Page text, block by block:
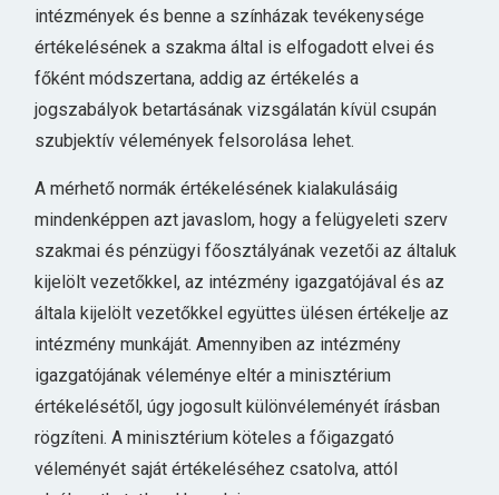
intézmények és benne a színházak tevékenysége
értékelésének a szakma által is elfogadott elvei és
főként módszertana, addig az értékelés a
jogszabályok betartásának vizsgálatán kívül csupán
szubjektív vélemények felsorolása lehet.
A mérhető normák értékelésének kialakulásáig
mindenképpen azt javaslom, hogy a felügyeleti szerv
szakmai és pénzügyi főosztályának vezetői az általuk
kijelölt vezetőkkel, az intézmény igazgatójával és az
általa kijelölt vezetőkkel együttes ülésen értékelje az
intézmény munkáját. Amennyiben az intézmény
igazgatójának véleménye eltér a minisztérium
értékelésétől, úgy jogosult különvéleményét írásban
rögzíteni. A minisztérium köteles a főigazgató
véleményét saját értékeléséhez csatolva, attól